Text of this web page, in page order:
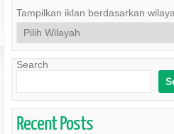
Tampilkan iklan berdasarkan
Search
Recent Posts